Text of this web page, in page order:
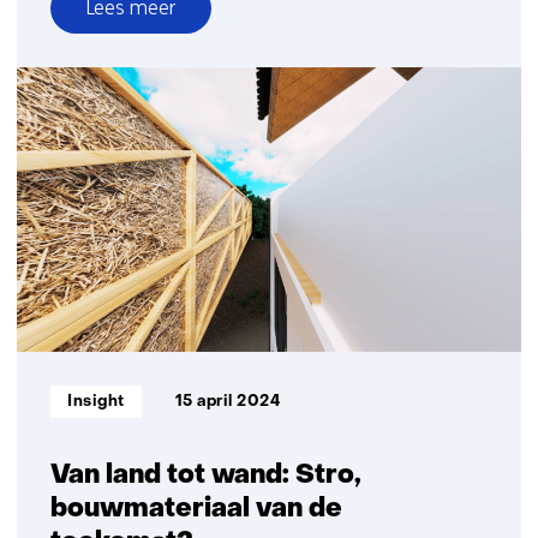
Lees meer
over
Biobased
prefab
gevels:
sein
op
groen
Van land tot wand: Stro,
bouwmateriaal van de
Informatietype:
Insight 15 april 2024